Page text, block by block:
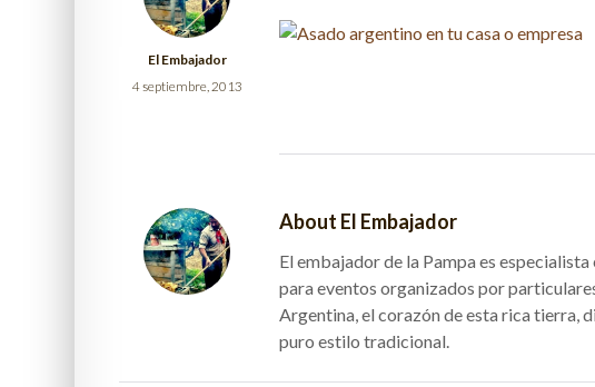
El Embajador
4 septiembre, 2013
About El Embajador
El embajador de la Pampa es
para eventos organizados por
Argentina, el corazón de esta rica tierra,
puro estilo tradicional.